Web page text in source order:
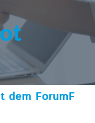
dem ForumF